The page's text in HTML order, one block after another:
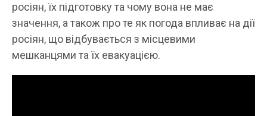
росіян, їх підготовку та чому вона не має
значення, а також про те як погода впливає на дії
росіян, що відбувається з місцевими
мешканцями та їх евакуацією.